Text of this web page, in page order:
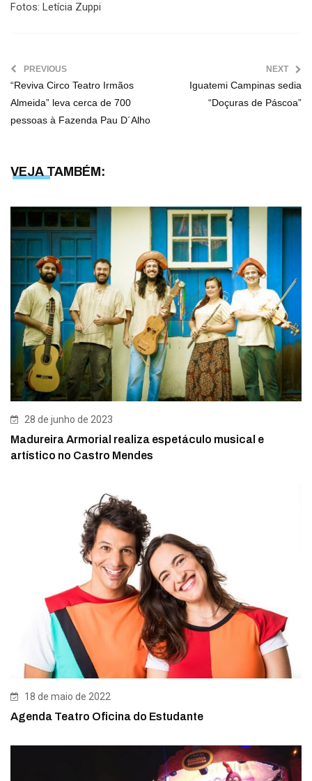
Fotos: Letícia Zuppi
PREVIOUS
“Reviva Circo Teatro Irmãos
Almeida” leva cerca de 700
pessoas à Fazenda Pau D´Alho
NEXT
Iguatemi Campinas sedia
“Doçuras de Páscoa”
VEJA TAMBÉM:
28 de junho de 2023
Madureira Armorial realiza espetáculo musical e
artístico no Castro Mendes
18 de maio de 2022
Agenda Teatro Oficina do Estudante